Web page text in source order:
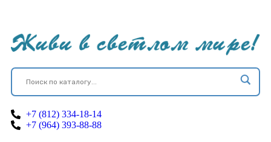
+7 (812) 334-18-14
+7 (964) 393-88-88